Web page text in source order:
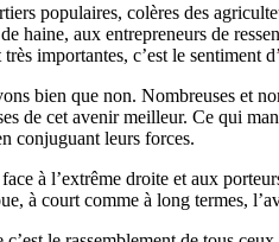
populaires, colères des
aux entrepreneurs de
importantes, c’est le
bien que non. Nombreuses et
de cet avenir meilleur. Ce qui
conjuguant leurs forces.
à l’extrême droite et aux
à court comme à long termes,